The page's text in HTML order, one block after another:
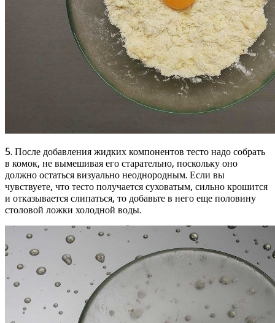
5. После добавления жидких компонентов тесто надо собрать
в комок, не вымешивая его старательно, поскольку оно
должно остаться визуально неоднородным. Если вы
чувствуете, что тесто получается суховатым, сильно крошится
и отказывается слипаться, то добавьте в него еще половину
столовой ложки холодной воды.